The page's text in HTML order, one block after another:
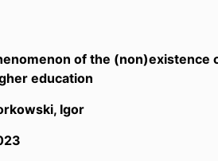
of the (non)existence
education
Igor